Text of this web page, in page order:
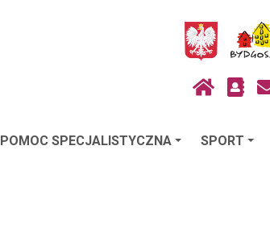
POMOC SPECJALISTYCZNA SPORT